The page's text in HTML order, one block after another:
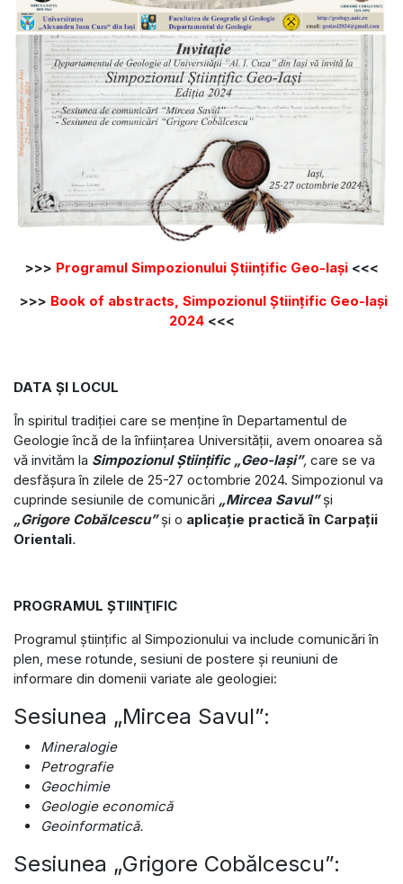
>>> Programul Simpozionului Științific Geo-Iași<<<
>>> Book of abstracts, Simpozionul Științific Geo-Iași
2024<<<
DATA ŞI LOCUL
În spiritul tradiţiei care se menţine în Departamentul de
Geologie încă de la înfiinţarea Universităţii, avem onoarea să
vă invităm la Simpozionul Ştiinţific „Geo-Iași”, care se va
desfășura în zilele de 25-27 octombrie 2024. Simpozionul va
cuprinde sesiunile de comunicări „Mircea Savul”și
„Grigore Cobălcescu”și o aplicație practică în Carpații
Orientali.
PROGRAMUL ŞTIINŢIFIC
Programul ştiinţific al Simpozionului va include comunicări în
plen, mese rotunde, sesiuni de postere şi reuniuni de
informare din domenii variate ale geologiei:
Sesiunea „Mircea Savul”:
Mineralogie
Petrografie
Geochimie
Geologie economică
Geoinformatică.
Sesiunea „Grigore Cobălcescu”: